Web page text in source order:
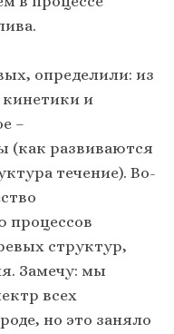
определили: из
и
–
(как развиваются
течение). Во-
процессов
структур,
Замечу: мы
всех
но это заняло